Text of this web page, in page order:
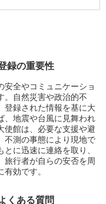
録の重要性
安全やコミュニケーショ
。自然災害や政治的不
登録された情報を基に大
、地震や台風に見舞われ
使館は、必要な支援や避
不測の事態により現地で
に迅速に連絡を取り、
旅行者が自らの安否を周
効です。
くある質問